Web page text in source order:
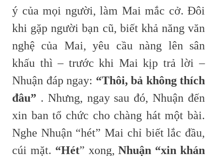
ý của mọi người, làm Mai mắc cở. Đôi
khi gặp người bạn cũ, biết khả năng văn
nghệ của Mai, yêu cầu nàng lên sân
khấu thì – trước khi Mai kịp trả lời –
Nhuận đáp ngay: “Thôi, bả không thích
đâu” . Nhưng, ngay sau đó, Nhuận đến
xin ban tổ chức cho chàng hát một bài.
Nghe Nhuận “hét” Mai chỉ biết lắc đầu,
cúi mặt. “Hét” xong,Nhuận “xin khán